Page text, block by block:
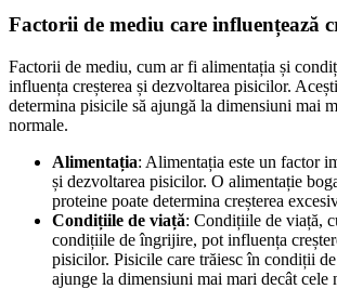
Factorii de mediu care influențează
Factorii de mediu, cum ar fi alimentația și
influența creșterea și dezvoltarea pisicilor.
determina pisicile să ajungă la dimensiuni mai
normale.
Alimentația: Alimentația este un factor
și dezvoltarea pisicilor. O alimentație
proteine poate determina creșterea
Condițiile de viață: Condițiile de viață,
condițiile de îngrijire, pot influența
pisicilor. Pisicile care trăiesc în condiții
ajunge la dimensiuni mai mari decât cele